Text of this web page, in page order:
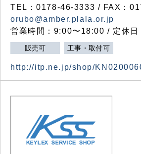
TEL：0178-46-3333 / FAX：
orubo@amber.plala.or.jp
営業時間：9:00〜18:00 / 定休日
販売可 工事・取付可
http://itp.ne.jp/shop/